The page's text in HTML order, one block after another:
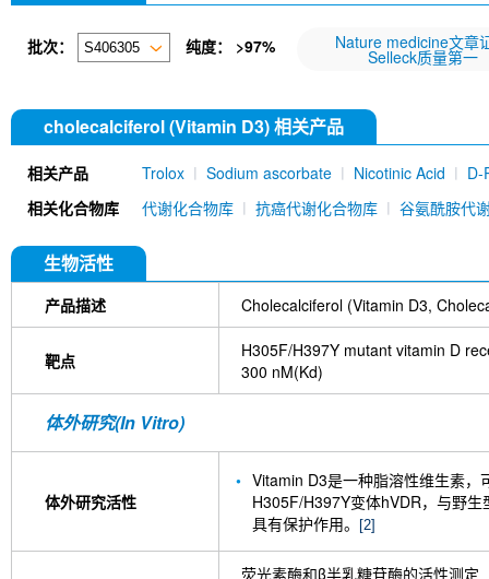
批次： 纯度： >97% Nature medicine文章
Selleck质量第一
cholecalciferol (Vitamin D3) 相关产品
相关产品 Trolox Sodium ascorbate Nicotinic Acid
D-
相关化合物库 代谢化合物库 抗癌代谢化合物库 谷氨酰胺代
生物活性
产品描述 Cholecalciferol (Vitamin D3,
靶点
H305F/H397Y mutant vitamin D
300 nM(Kd)
体外研究(In Vitro)
体外研究活性
Vitamin D3是一种脂溶性维生素
H305F/H397Y变体hVDR，与野
具有保护作用。
[2]
荧光素酶和β半乳糖苷酶的活性测定